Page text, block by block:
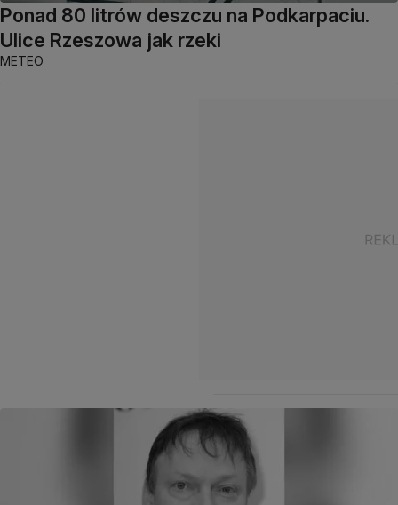
Ponad 80 litrów deszczu na Podkarpaciu.
Ulice Rzeszowa jak rzeki
METEO